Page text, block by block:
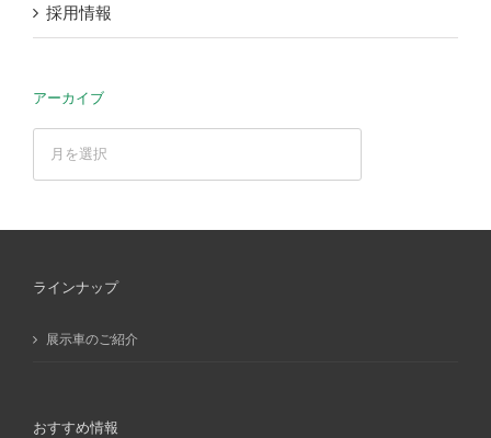
採用情報
アーカイブ
ラインナップ
展示車のご紹介
おすすめ情報